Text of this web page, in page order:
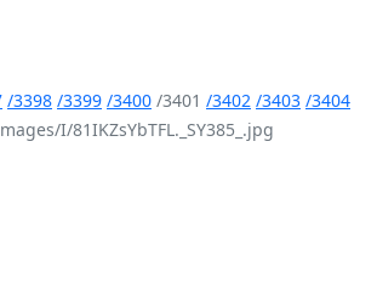
/3398 /3399 /3400 /3401 /3402 /3403 /3404
I/81IKZsYbTFL._SY385_.jpg